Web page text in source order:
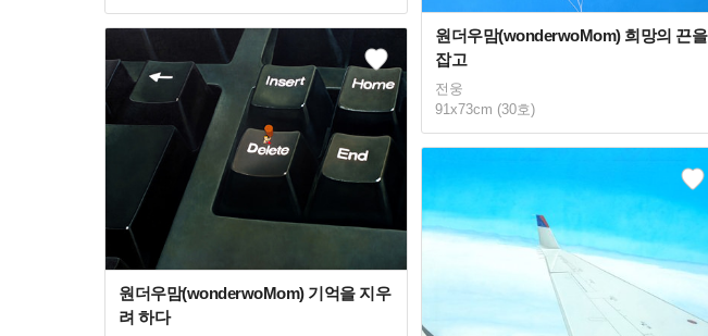
원더우맘(wonderwoMom) 희망의 끈을
잡고
전웅
91x73cm (30호)
원더우맘(wonderwoMom) 기억을 지우
려 하다